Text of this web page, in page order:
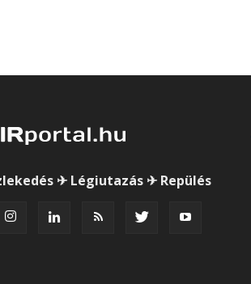
✈ Légiutazás ✈ Repülés